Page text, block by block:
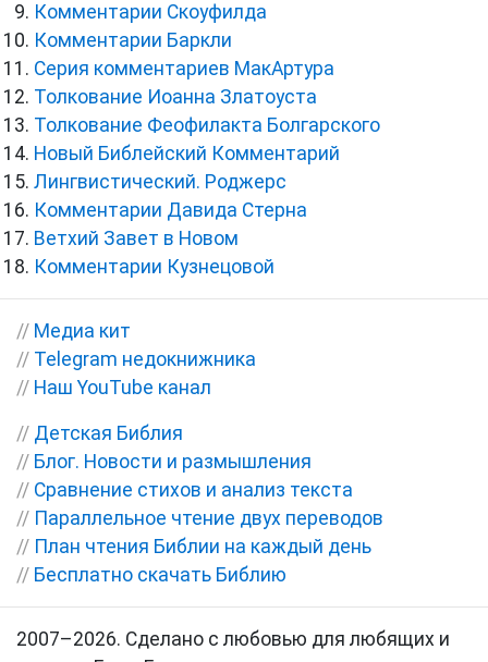
Комментарии Скоуфилда
Комментарии Баркли
Серия комментариев МакАртура
Толкование Иоанна Златоуста
Толкование Феофилакта Болгарского
Новый Библейский Комментарий
Лингвистический. Роджерс
Комментарии Давида Стерна
Ветхий Завет в Новом
Комментарии Кузнецовой
// Медиа кит
// Telegram недокнижника
// Наш YouTube канал
// Детская Библия
// Блог. Новости и размышления
// Сравнение стихов и анализ текста
// Параллельное чтение двух переводов
// План чтения Библии на каждый день
// Бесплатно скачать Библию
2007–2026. Сделано с любовью для любящих и